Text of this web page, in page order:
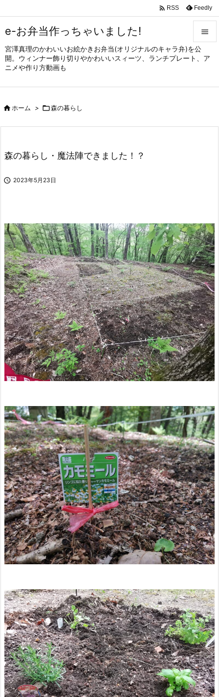
e-お弁当作っちゃいました!
宮澤真理のかわいいお絵かきお弁当(オリジナルのキャラ弁)を公
開。ウィンナー飾り切りやかわいいスィーツ、ランチプレート、ア
ニメや作り方動画も


メニュ
サイド

 RSS Feedly
ホーム > 森の暮らし
森の暮らし・魔法陣できました！？
 2023年5月23日